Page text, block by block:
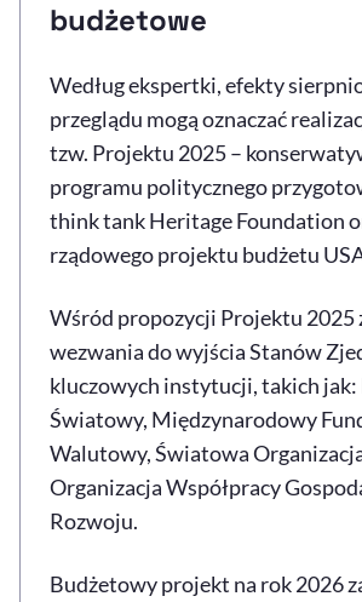
budżetowe
Według ekspertki, efekty
przeglądu mogą oznaczać
tzw. Projektu 2025 –
programu politycznego
think tank Heritage Foundation
rządowego projektu budżetu
Wśród propozycji Projektu 2025
wezwania do wyjścia Stanów
kluczowych instytucji, takich jak:
Światowy, Międzynarodowy
Walutowy, Światowa
Organizacja Współpracy
Rozwoju.
Budżetowy projekt na rok 2026